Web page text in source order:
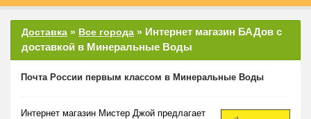
Доставка » Все города » Интернет магазин БАДов с
доставкой в Минеральные Воды
Почта России первым классом в Минеральные Воды
Интернет магазин Мистер Джой предлагает